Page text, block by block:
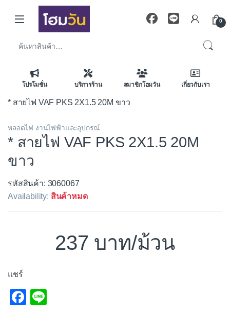
Skip to navigation
Skip to content
0
โปรโมชั่น บริการร้าน สมาชิกโฮมวัน เกี่ยวกับเรา
* สายไฟ VAF PKS 2X1.5 20M ขาว
หลอดไฟ งานไฟฟ้าและอุปกรณ์
* สายไฟ VAF PKS 2X1.5 20M
ขาว
รหัสสินค้า: 3060067
Availability: สินค้าหมด
237 /ม้วน
แชร์
F